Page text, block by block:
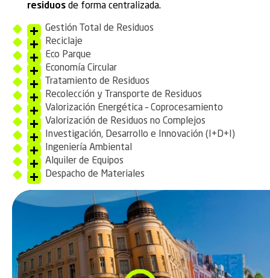
residuos de forma centralizada.
Gestión Total de Residuos
Reciclaje
Eco Parque
Economía Circular
Tratamiento de Residuos
Recolección y Transporte de Residuos
Valorización Energética – Coprocesamiento
Valorización de Residuos no Complejos
Investigación, Desarrollo e Innovación (I+D+I)
Ingeniería Ambiental
Alquiler de Equipos
Despacho de Materiales